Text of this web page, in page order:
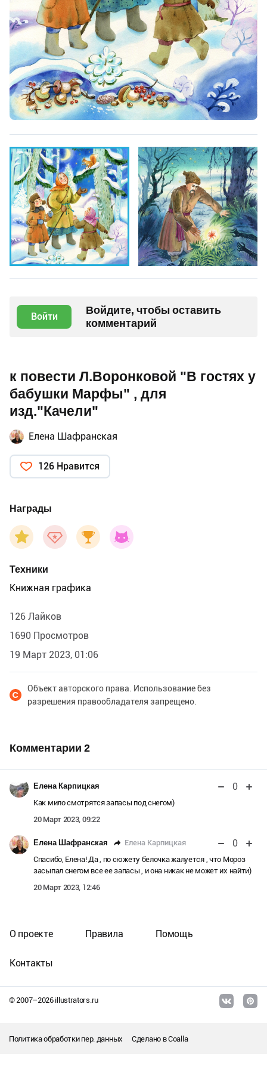
Войти
Войдите, чтобы оставить
комментарий
к повести Л.Воронковой "В гостях у
бабушки Марфы" , для
изд."Качели"
Елена Шафранская
126 Нравится
Награды
Техники
Книжная графика
126 Лайков
1690 Просмотров
19 Март 2023, 01:06
Объект авторского права. Использование без
разрешения правообладателя запрещено.
Комментарии 2
Елена Карпицкая 0
Как мило смотрятся запасы под снегом)
20 Март 2023, 09:22
Елена Шафранская Елена Карпицкая 0
Спасибо, Елена! Да , по сюжету белочка жалуется , что Мороз
засыпал снегом все ее запасы , и она никак не может их найти)
20 Март 2023, 12:46
© 2007–2026illustrators.ru
О проекте Правила Помощь
Контакты
Политика обработки пер. данных Сделано вCoalla